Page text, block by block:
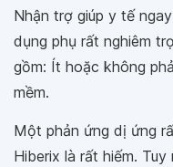
Nhận trợ giúp y tế
dụng phụ rất nghiêm
gồm: Ít hoặc không
mềm.
Một phản ứng dị ứng
Hiberix là rất hiếm.